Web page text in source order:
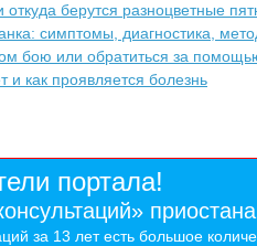
берутся разноцветные
симптомы, диагностика,
бою или обратиться за
и как проявляется болезнь
портала!
за 13 лет есть большое